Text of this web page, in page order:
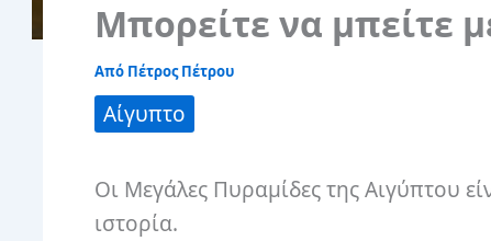
Μπορείτε να μπείτε
Από Πέτρος Πέτρου
Αίγυπτο
Οι Μεγάλες Πυραμίδες της Αιγύπτου
ιστορία.